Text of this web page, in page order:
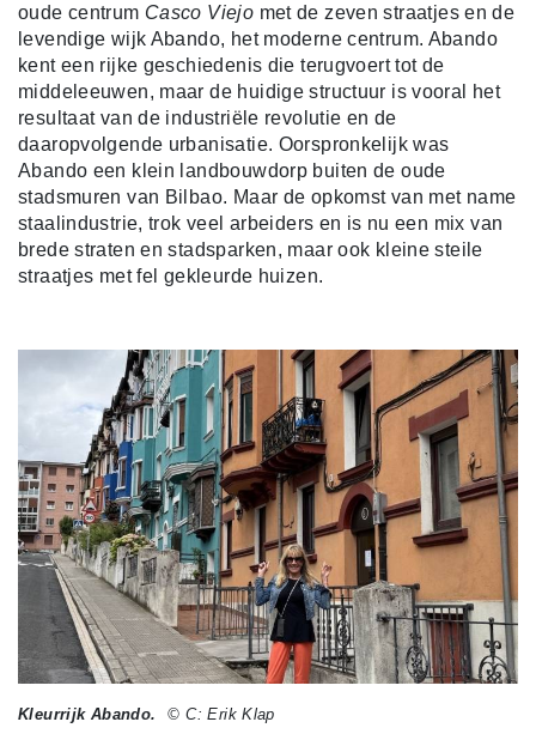
oude centrum Casco Viejo met de zeven straatjes en de
levendige wijk Abando, het moderne centrum. Abando
kent een rijke geschiedenis die terugvoert tot de
middeleeuwen, maar de huidige structuur is vooral het
resultaat van de industriële revolutie en de
daaropvolgende urbanisatie. Oorspronkelijk was
Abando een klein landbouwdorp buiten de oude
stadsmuren van Bilbao. Maar de opkomst van met name
staalindustrie, trok veel arbeiders en is nu een mix van
brede straten en stadsparken, maar ook kleine steile
straatjes met fel gekleurde huizen.
Kleurrijk Abando. © C: Erik Klap